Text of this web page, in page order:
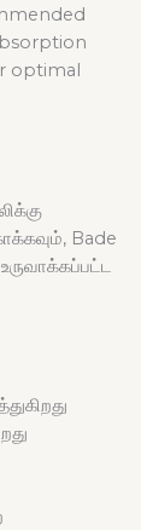
optimal
Bade